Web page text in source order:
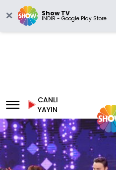
Show TV
İNDİR - Google Play Store
CANLI
YAYIN